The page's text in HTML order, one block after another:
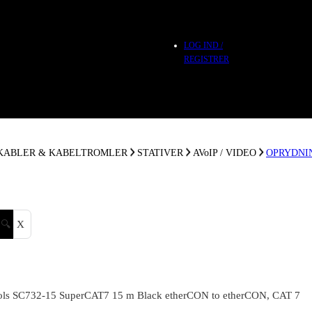
LOG IND /
REGISTRER
& KABELTROMLER STATIVER AVoIP / VIDEO
🔍 X
SC732-15 SuperCAT7 15 m Black etherCON to etherCON, CAT 7